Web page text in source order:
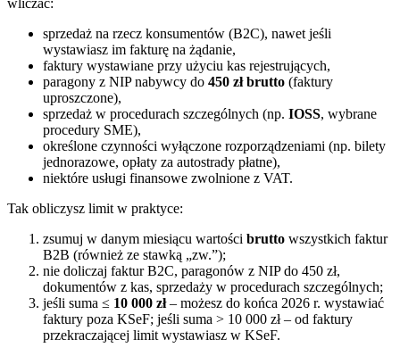
sprzedaż na rzecz konsumentów (B2C), nawet jeśli
wystawiasz im fakturę na żądanie,
faktury wystawiane przy użyciu kas rejestrujących,
paragony z NIP nabywcy do 450 zł brutto (faktury
uproszczone),
sprzedaż w procedurach szczególnych (np. IOSS, wybrane
procedury SME),
określone czynności wyłączone rozporządzeniami (np. bilety
jednorazowe, opłaty za autostrady płatne),
niektóre usługi finansowe zwolnione z VAT.
Tak obliczysz limit w praktyce:
zsumuj w danym miesiącu wartości brutto wszystkich faktur
B2B (również ze stawką „zw.”);
nie doliczaj faktur B2C, paragonów z NIP do 450 zł,
dokumentów z kas, sprzedaży w procedurach szczególnych;
jeśli suma ≤ 10 000 zł– możesz do końca 2026 r. wystawiać
faktury poza KSeF; jeśli suma > 10 000 zł – od faktury
przekraczającej limit wystawiasz w KSeF.